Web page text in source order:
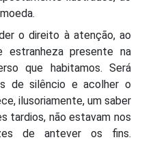
o direito à atenção, ao
estranheza presente na
que habitamos. Será
de silêncio e acolher o
ilusoriamente, um saber
tardios, não estavam nos
de antever os fins.